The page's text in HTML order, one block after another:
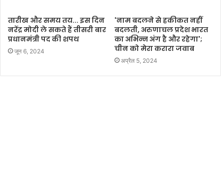
तारीख और समय तय... इस दिन
नरेंद्र मोदी ले सकते हैं तीसरी बार
प्रधानमंत्री पद की शपथ
जून 6, 2024
'नाम बदलने से हकीकत नहीं
बदलती, अरुणाचल प्रदेश भारत
का अभिन्न अंग है और रहेगा';
चीन को मेरा करारा जवाब
अप्रैल 5, 2024